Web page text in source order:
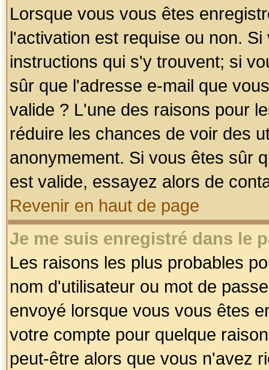
Lorsque vous vous êtes
l'activation est requise ou non.
instructions qui s'y trouvent; si
sûr que l'adresse e-mail que
valide ? L'une des raisons pour
réduire les chances de voir des
anonymement. Si vous êtes sûr
est valide, essayez alors de
Revenir en haut de page
Je me suis enregistré dans le
Les raisons les plus probables
nom d'utilisateur ou mot de
envoyé lorsque vous vous êtes
votre compte pour quelque
peut-être alors que vous n'avez